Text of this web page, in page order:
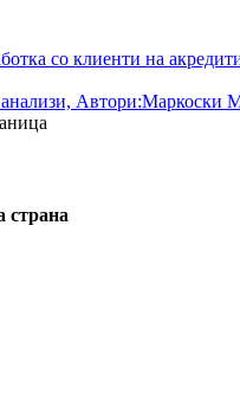
со клиенти на
Автори:Маркоски
страна